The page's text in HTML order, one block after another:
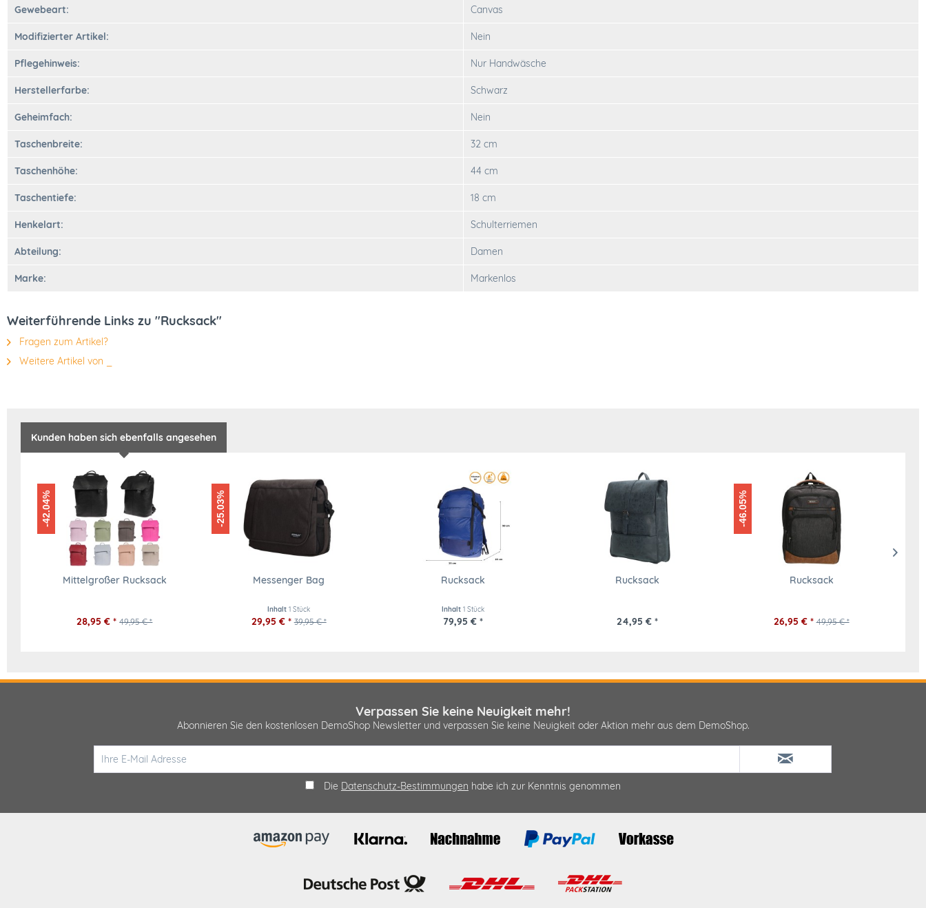
Gewebeart: Canvas
Modifizierter Artikel: Nein
Pflegehinweis: Nur Handwäsche
Herstellerfarbe: Schwarz
Geheimfach: Nein
Taschenbreite: 32 cm
Taschenhöhe: 44 cm
Taschentiefe: 18 cm
Henkelart: Schulterriemen
Abteilung: Damen
Marke: Markenlos
Weiterführende Links zu "Rucksack"
Fragen zum Artikel?
Weitere Artikel von _
Kunden haben sich ebenfalls angesehen
-42.04%
Mittelgroßer Rucksack
28,95 € * 49,95 € *
-25.03%
Messenger Bag
Inhalt1 Stück
29,95 € * 39,95 € *
Rucksack
Inhalt 1 Stück
79,95 € *
Rucksack
24,95 € *
-46.05%
Rucksack
26,95 € * 49,95 € *
Verpassen Sie keine Neuigkeit mehr!
Abonnieren Sie den kostenlosen DemoShop Newsletter und verpassen Sie keine Neuigkeit oder Aktion mehr aus dem DemoShop.
Die Datenschutz-Bestimmungen habe ich zur Kenntnis genommen